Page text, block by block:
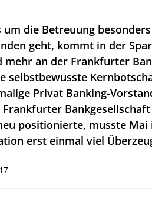
um die Betreuung
geht, kommt in der
mehr an der Frankfurter
selbstbewusste
Privat Banking-
Frankfurter
positionierte, musste Mai
erst einmal viel